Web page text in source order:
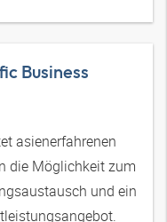
Business
asienerfahrenen
die Möglichkeit zum
und ein